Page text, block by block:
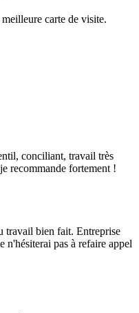
carte de visite.
conciliant, travail très
recommande fortement !
travail bien fait. Entreprise
n'hésiterai pas à refaire appel